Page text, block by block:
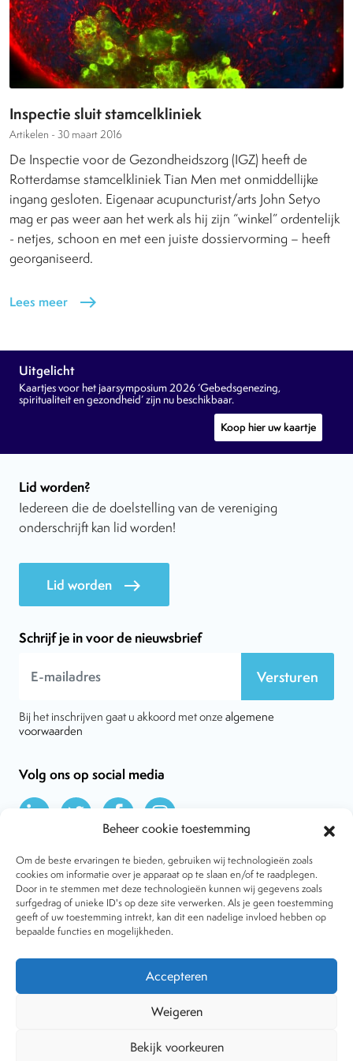
Beheer cookie toestemming
Om de beste ervaringen te bieden, gebruiken wij technologieën zoals
cookies om informatie over je apparaat op te slaan en/of te raadplegen.
Door in te stemmen met deze technologieën kunnen wij gegevens zoals
surfgedrag of unieke ID's op deze site verwerken. Als je geen toestemming
geeft of uw toestemming intrekt, kan dit een nadelige invloed hebben op
bepaalde functies en mogelijkheden.
Accepteren
Weigeren
Bekijk voorkeuren
Inspectie sluit stamcelkliniek
Artikelen - 30 maart 2016
De Inspectie voor de Gezondheidszorg (IGZ) heeft de
Rotterdamse stamcelkliniek Tian Men met onmiddellijke
ingang gesloten. Eigenaar acupuncturist/arts John Setyo
mag er pas weer aan het werk als hij zijn “winkel” ordentelijk
- netjes, schoon en met een juiste dossiervorming – heeft
georganiseerd.
Lees meer east
Uitgelicht
Kaartjes voor het jaarsymposium 2026 ‘Gebedsgenezing,
spiritualiteit en gezondheid’ zijn nu beschikbaar.
Koop hier uw kaartje
Lid worden?
Iedereen die de doelstelling van de vereniging
onderschrijft kan lid worden!
Lid worden east
Schrijf je in voor de nieuwsbrief
Versturen
Bij het inschrijven gaat u akkoord met onze algemene
voorwaarden
Volg ons op social media
Over VtdK
Contact
Nieuws
Behandelwijzen
Dossiers
Tijdschrift
Copyright © 2001-2026 Vereniging tegen de Kwakzalverij. Alle